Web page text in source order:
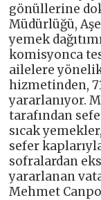
gönüllerine
Müdürlüğü,
yemek
komisyonca
ailelere yönelik
hizmetinden,
yararlanıyor.
tarafından
sıcak
sefer
sofralardan
yararlanan
Mehmet